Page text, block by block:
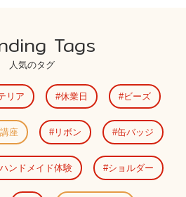
Tags
人気のタグ
リア 休業日 ビーズ
座 リボン 缶バッジ
ハンドメイド体験 ショルダー